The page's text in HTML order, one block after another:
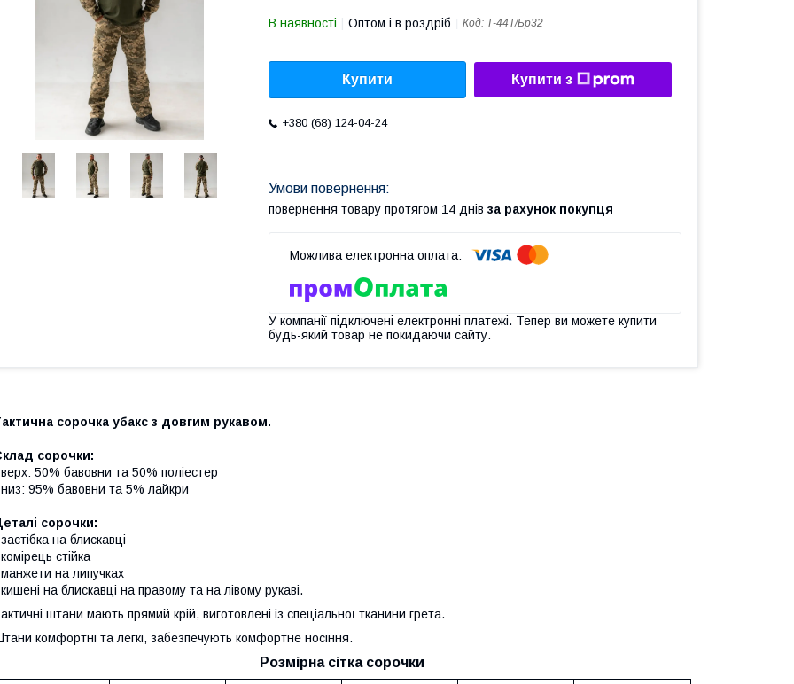
В наявності Оптом і в роздріб Код: Т-44Т/Бр32
Купити Купити з
+380 (68) 124-04-24
повернення товару протягом 14 днів за рахунок покупця
У компанії підключені електронні платежі. Тепер ви можете купити
будь-який товар не покидаючи сайту.
сорочка убакс з довгим рукавом.
сорочки:
50% бавовни та 50% поліестер
95% бавовни та 5% лайкри
сорочки:
на блискавці
стійка
на липучках
на блискавці на правому та на лівому рукаві.
штани мають прямий крій, виготовлені із спеціальної тканини грета.
комфортні та легкі, забезпечують комфортне носіння.
Розмірна сітка сорочки